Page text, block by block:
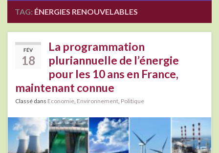
TAG: ÉNERGIES RENOUVELABLES
FÉV
18
La programmation
pluriannuelle de l’énergie
pour les 10 ans en France,
maintenant connue
Classé dans Economie Environnement Politique